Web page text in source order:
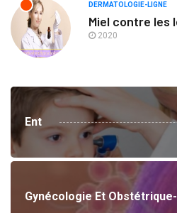
DERMATOLOGIE-LIGNE
Miel contre les
2020
Ent
Gynécologie Et Obstétrique-